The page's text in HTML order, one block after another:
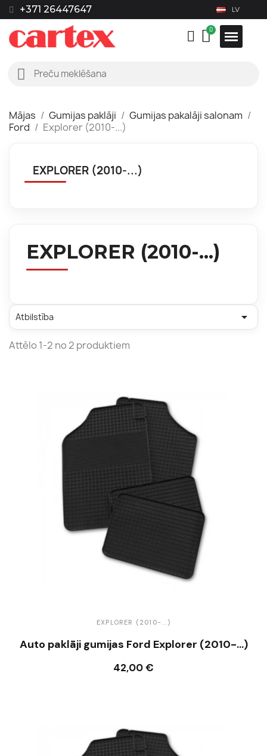
+371 26447647 LV
Mājas Gumijas paklāji
Gumijas pakalāji salonam
Ford
Explorer (2010-...)
EXPLORER (2010-...)
EXPLORER (2010-...)
Atbilstība 
Attēlo 1-2 no 2 produktiem
EXPLORER (2010-...)
Auto paklāji gumijas Ford Explorer (2010-...)
42,00 €
Ielikt grozā